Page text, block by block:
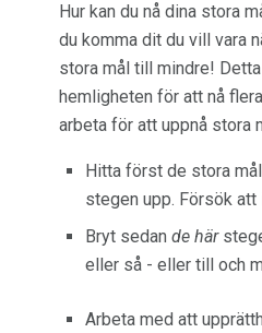
Hur kan du nå dina stora
du komma dit du vill vara
stora mål till mindre!
hemligheten för att nå
arbeta för att uppnå stora
Hitta först de stora
stegen upp. Försök
Bryt sedan de här
eller så - eller till och
Arbeta med att